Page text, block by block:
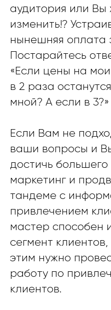
аудитория или Вы
изменить!?
нынешняя оплата
Постарайтесь
«Если цены на мои
в 2 раза
мной? А если в 3?»
Если Вам не
ваши вопросы и
достичь большего
маркетинг и
тандеме с
привлечением
мастер способен
сегмент
этим нужно
работу по
клиентов.